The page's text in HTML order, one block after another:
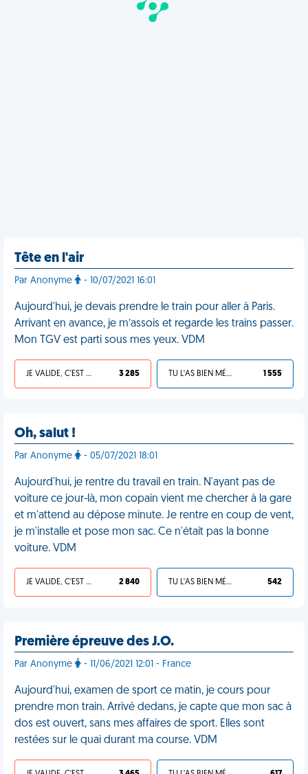
Tête en l'air
Par Anonyme - 10/07/2021 16:01
Aujourd'hui, je devais prendre le train pour aller à Paris.
Arrivant en avance, je m’assois et regarde les trains passer.
Mon TGV est parti sous mes yeux. VDM
JE VALIDE, C'EST UNE VDM 3 285 TU L'AS BIEN MÉRITÉ 1 555
Oh, salut !
Par Anonyme - 05/07/2021 18:01
Aujourd'hui, je rentre du travail en train. N'ayant pas de
voiture ce jour-là, mon copain vient me chercher à la gare
et m'attend au dépose minute. Je rentre en coup de vent,
je m'installe et pose mon sac. Ce n'était pas la bonne
voiture. VDM
JE VALIDE, C'EST UNE VDM 2 840 TU L'AS BIEN MÉRITÉ 542
Première épreuve des J.O.
Par Anonyme - 11/06/2021 12:01 - France
Aujourd'hui, examen de sport ce matin, je cours pour
prendre mon train. Arrivé dedans, je capte que mon sac à
dos est ouvert, sans mes affaires de sport. Elles sont
restées sur le quai durant ma course. VDM